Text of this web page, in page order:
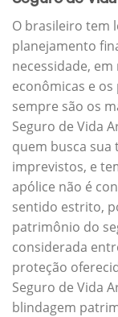
O brasileiro tem
planejamento
necessidade,
econômicas e
sempre são os
Seguro de Vida
quem busca
imprevistos, e
apólice não é
sentido estrito,
patrimônio do
considerada
proteção
Seguro de Vida
blindagem